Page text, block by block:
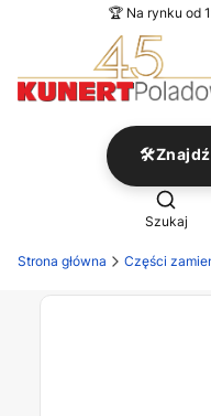
🏆 Na rynku od
Szukaj
Strona główna Części